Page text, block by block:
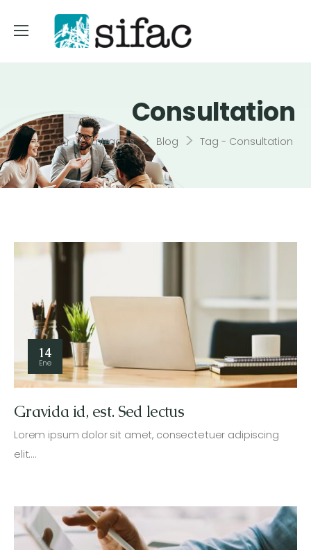
Consultation
> Entradas > Blog > Tag - Consultation
14
Ene
Gravida id, est. Sed lectus
Lorem ipsum dolor sit amet, consectetuer adipiscing
elit.…